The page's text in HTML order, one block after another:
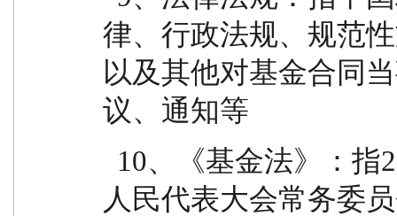
律、行政法规、规范
以及其他对基金合同
议、通知等
人民代表大会常务委